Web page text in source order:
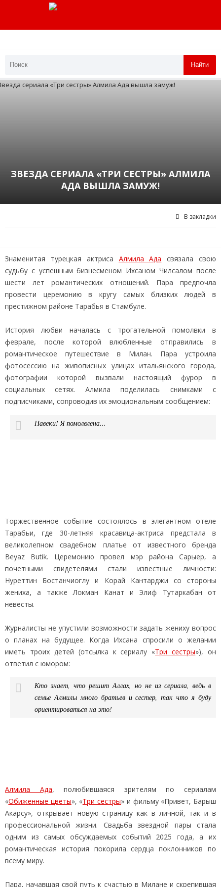
Найти
ЗВЕЗДА СЕРИАЛА «ТРИ СЕСТРЫ» АЛМИЛА
АДА ВЫШЛА ЗАМУЖ!
В закладки
Знаменитая турецкая актриса Алмила Ада связала свою
судьбу с успешным бизнесменом Ихсаном Чилсалом после
шести лет романтических отношений. Пара предпочла
провести церемонию в кругу самых близких людей в
престижном районе Тарабья в Стамбуле.
История любви началась с трогательной помолвки в
феврале, после которой влюбленные отправились в
романтическое путешествие в Милан. Пара устроила
фотосессию на живописных улицах итальянского города,
фотографии которой вызвали настоящий фурор в
социальных сетях. Алмила поделилась снимками с
подписчиками, сопроводив их эмоциональным сообщением:
Навеки! Я помолвлена…
Торжественное событие состоялось в элегантном отеле
Тарабьи, где 30-летняя красавица-актриса предстала в
великолепном свадебном платье от известного бренда
Beyaz Butik. Церемонию провел мэр района Сарыер, а
почетными свидетелями стали известные личности:
Нуреттин Бостанчиоглу и Корай Кантарджи со стороны
жениха, а также Локман Канат и Элиф Тутаркабан от
невесты.
Журналисты не упустили возможности задать жениху вопрос
о планах на будущее. Когда Ихсана спросили о желании
иметь троих детей (отсылка к сериалу «Три сестры»), он
ответил с юмором:
Кто знает, что решит Аллах, но не из сериала, ведь в
семье Алмилы много братьев и сестер, так что я буду
ориентироваться на это!
Алмила Ада, полюбившаяся зрителям по сериалам
«Обиженные цветы», «Три сестры» и фильму «Привет, Барыш
Акарсу», открывает новую страницу как в личной, так и в
профессиональной жизни. Свадьба звездной пары стала
одним из самых обсуждаемых событий 2025 года, а их
романтическая история покорила сердца поклонников по
всему миру.
Пара, начавшая свой путь к счастью в Милане и скрепившая